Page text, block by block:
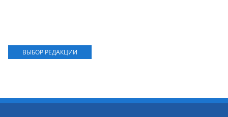
ВЫБОР РЕДАКЦИИ